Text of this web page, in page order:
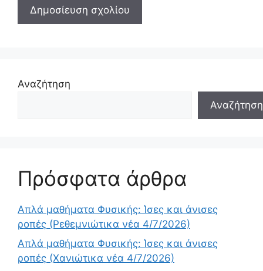
Αναζήτηση
Αναζήτηση
Πρόσφατα άρθρα
Απλά μαθήματα Φυσικής: Ίσες και άνισες
ροπές (Ρεθεμνιώτικα νέα 4/7/2026)
Απλά μαθήματα Φυσικής: Ίσες και άνισες
ροπές (Χανιώτικα νέα 4/7/2026)